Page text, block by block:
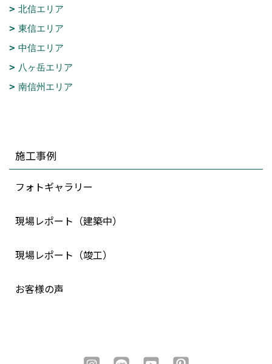
北信エリア
東信エリア
中信エリア
八ヶ岳エリア
南信州エリア
施工事例
フォトギャラリー
現場レポート（建築中）
現場レポート（竣工）
お客様の声